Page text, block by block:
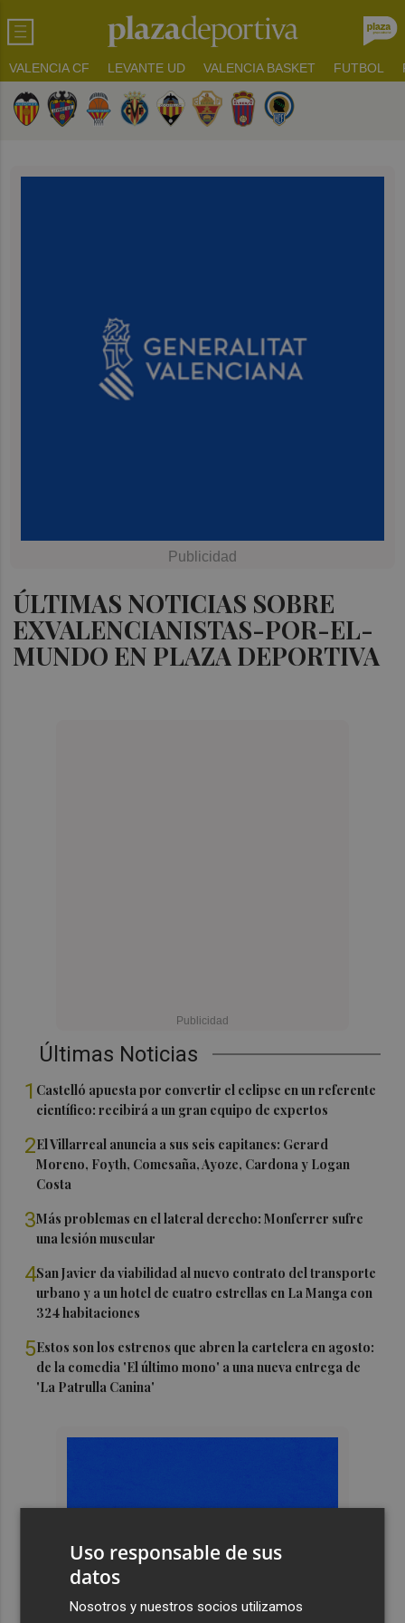
VALENCIA CF LEVANTE UD VALENCIA BASKET FUTBOL
ÚLTIMAS NOTICIAS SOBRE
EXVALENCIANISTAS-POR-EL-
MUNDO EN PLAZA DEPORTIVA
Últimas Noticias
1 Castelló apuesta por convertir el eclipse en un referente
científico: recibirá a un gran equipo de expertos
2El Villarreal anuncia a sus seis capitanes: Gerard
Moreno, Foyth, Comesaña, Ayoze, Cardona y Logan
Costa
3Más problemas en el lateral derecho: Monferrer sufre
una lesión muscular
4San Javier da viabilidad al nuevo contrato del transporte
urbano y a un hotel de cuatro estrellas en La Manga con
324 habitaciones
5Estos son los estrenos que abren la cartelera en agosto:
de la comedia 'El último mono' a una nueva entrega de
'La Patrulla Canina'
Uso responsable de sus
datos
Nosotros y nuestros socios utilizamos